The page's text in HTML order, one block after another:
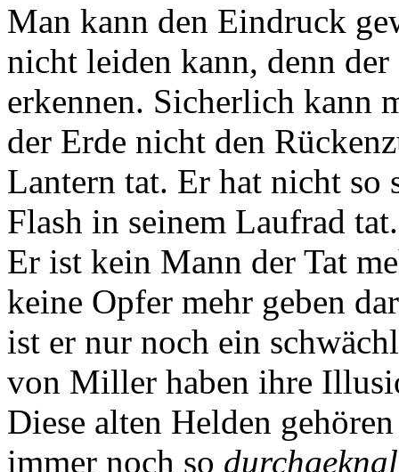
Man kann den Eindruck
nicht leiden kann, denn
erkennen. Sicherlich kann
der Erde nicht den
Lantern tat. Er hat nicht so
Flash in seinem Laufrad
Er ist kein Mann der Tat
keine Opfer mehr geben
ist er nur noch ein
von Miller haben ihre
Diese alten Helden
immer noch so